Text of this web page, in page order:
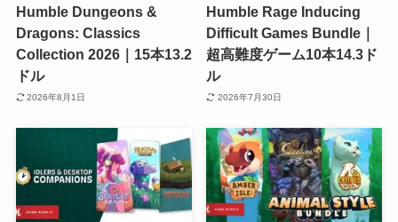
Humble Dungeons &
Dragons: Classics
Collection 2026｜15本13.2
ドル
2026年8月1日
Humble Rage Inducing
Difficult Games Bundle｜
超高難度ゲーム10本14.3ド
ル
2026年7月30日